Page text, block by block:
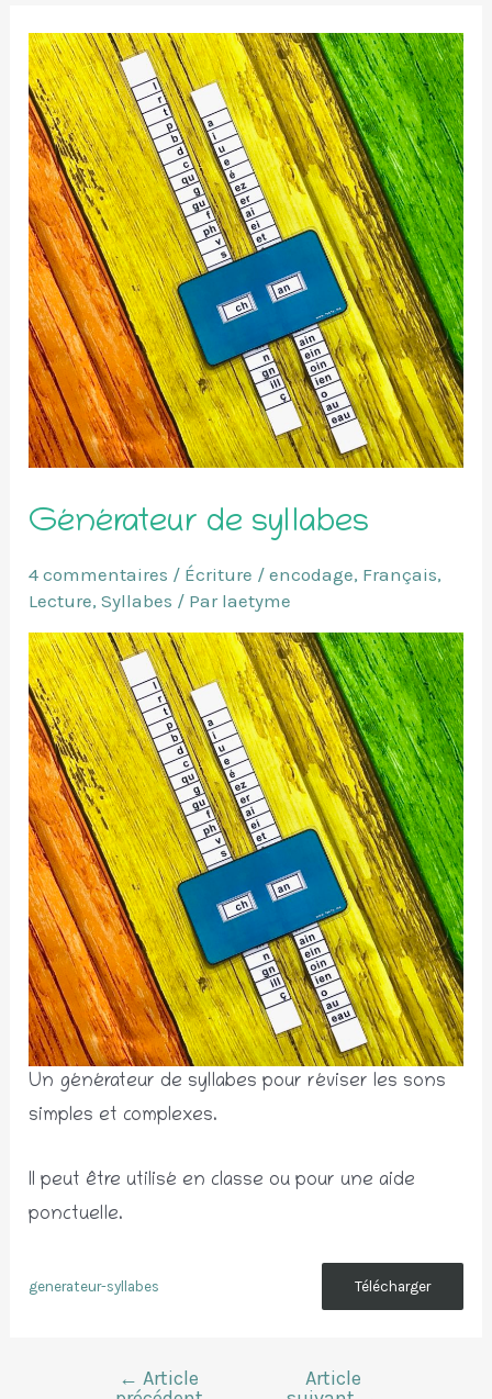
Générateur de syllabes
4 commentaires / Écriture / encodage, Français,
Lecture,Syllabes / Par laetyme
Un générateur de syllabes pour réviser les sons
simples et complexes.
Il peut être utilisé en classe ou pour une aide
ponctuelle.
generateur-syllabes Télécharger
Navigation
← Article
Article